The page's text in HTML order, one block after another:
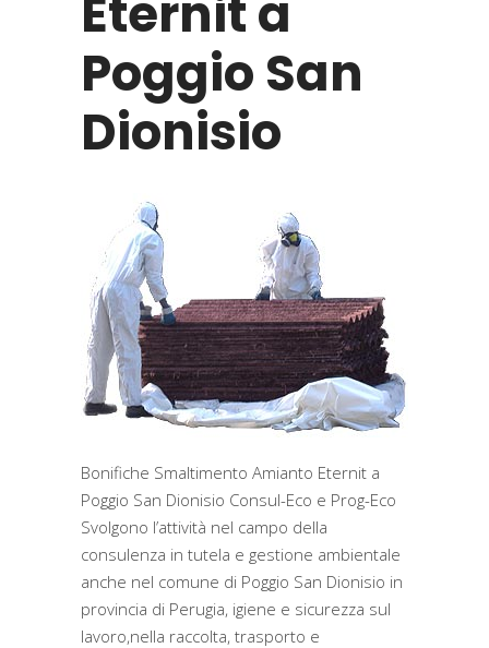
Eternit a
Poggio San
Dionisio
Bonifiche Smaltimento Amianto Eternit a
Poggio San Dionisio Consul-Eco e Prog-Eco
Svolgono l’attività nel campo della
consulenza in tutela e gestione ambientale
anche nel comune di Poggio San Dionisio in
provincia di Perugia, igiene e sicurezza sul
lavoro,nella raccolta, trasporto e